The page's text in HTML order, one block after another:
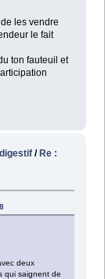
les vendre
le fait
ton fauteuil et
/Re :
deux
qui saignent de